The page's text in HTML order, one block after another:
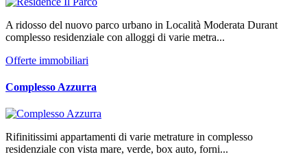
A ridosso del nuovo parco urbano in Località Moderata Durant
complesso residenziale con alloggi di varie metra...
Offerte immobiliari
Complesso Azzurra
Rifinitissimi appartamenti di varie metrature in complesso
residenziale con vista mare, verde, box auto, forni...